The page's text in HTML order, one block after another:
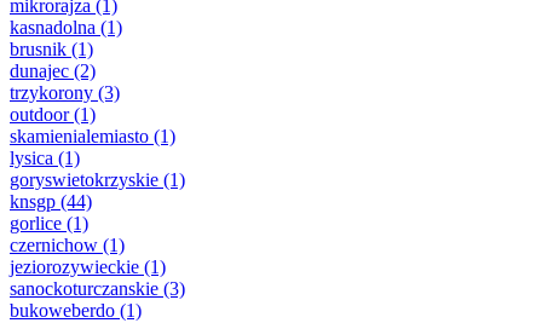
mikrorajza (1)
kasnadolna (1)
brusnik (1)
dunajec (2)
trzykorony (3)
outdoor(1)
skamienialemiasto (1)
lysica (1)
goryswietokrzyskie (1)
knsgp (44)
gorlice (1)
czernichow (1)
jeziorozywieckie (1)
sanockoturczanskie (3)
bukoweberdo (1)